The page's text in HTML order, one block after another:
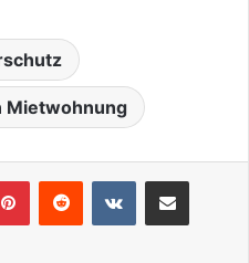
Mietwohnung